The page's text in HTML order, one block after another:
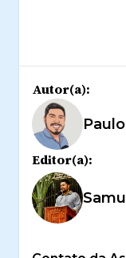
Autor(a):
Editor(a):